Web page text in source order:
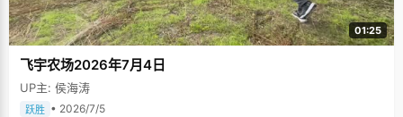
01:25
飞宇农场2026年7月4日
UP主: 侯海涛
跃胜 • 2026/7/5